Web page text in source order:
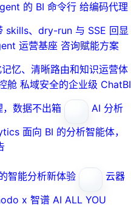
的 BI 命令行 给编码代理
skills、dry-run 与 SSE 回显
运营基座 咨询赋能方案
忆、清晰路由和知识运营体
舱 私域安全的企业级 ChatBI
数据不出箱
AI 分析
面向 BI 的分析智能体，
智能分析新体验
云器
x 智谱 AI ALL YOU